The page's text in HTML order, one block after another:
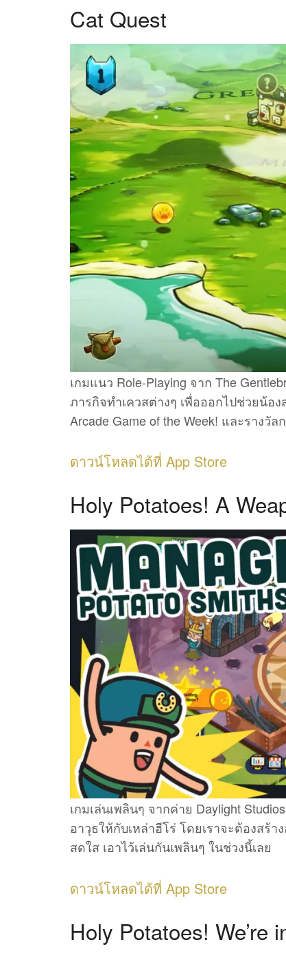
Cat Quest
เกมแนว Role-Playing จาก The
ภารกิจทำเควสต่างๆ เพื่อออกไปช่วยน้อ
Arcade Game of the Week! และรางวั
ดาวน์โหลดได้ที่ App Store
Holy Potatoes! A
เกมเล่นเพลินๆ จากค่าย Daylight
อาวุธให้กับเหล่าฮีโร่ โดยเราจะต้องส
สดใส เอาไว้เล่นกันเพลินๆ ในช่วงนี้เลย
ดาวน์โหลดได้ที่ App Store
Holy Potatoes! We’re